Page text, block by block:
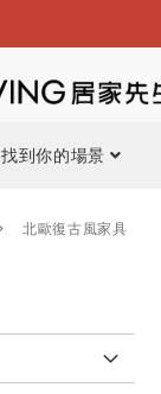
找到你的場景
北歐復古風家具